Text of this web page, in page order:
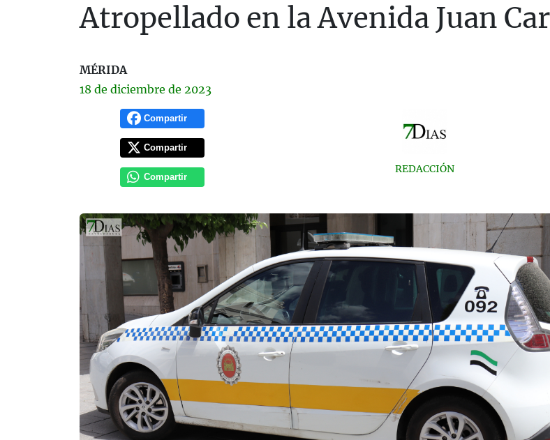
Atropellado en la Avenida Juan
MÉRIDA
18 de diciembre de 2023
Compartir
Compartir
Compartir
REDACCIÓN